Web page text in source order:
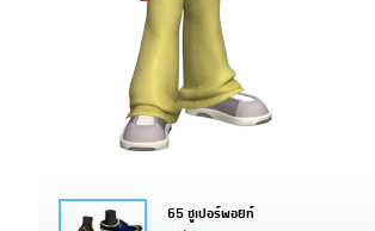
65 ซูเปอร์พอยท์